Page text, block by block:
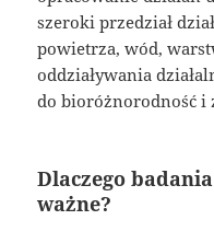
szeroki przedział
powietrza, wód,
oddziaływania
do bioróżnorodność i
Dlaczego
ważne?